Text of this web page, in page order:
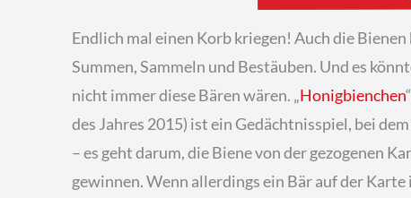
Endlich mal einen Korb kriegen! Auch die
Summen, Sammeln und Bestäuben. Und es
nicht immer diese Bären wären. „Honigbienchen
des Jahres 2015) ist ein Gedächtnisspiel, bei
– es geht darum, die Biene von der gezogenen
gewinnen. Wenn allerdings ein Bär auf der